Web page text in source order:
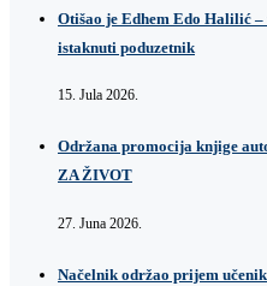
Otišao je Edhem Edo Halilić
istaknuti poduzetnik
15. Jula 2026.
Održana promocija knjige
ZA ŽIVOT
27. Juna 2026.
Načelnik održao prijem